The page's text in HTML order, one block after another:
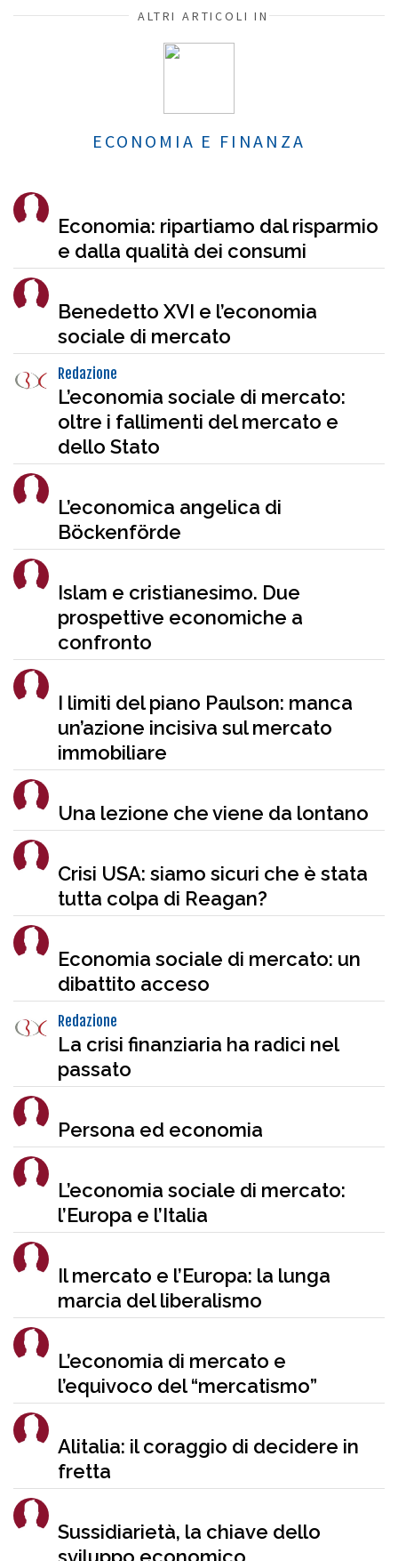
ALTRI ARTICOLI IN
ECONOMIA E FINANZA
Economia: ripartiamo dal risparmio
e dalla qualità dei consumi
Benedetto XVI e l’economia
sociale di mercato
Redazione
L’economia sociale di mercato:
oltre i fallimenti del mercato e
dello Stato
L’economica angelica di
Böckenförde
Islam e cristianesimo. Due
prospettive economiche a
confronto
I limiti del piano Paulson: manca
un’azione incisiva sul mercato
immobiliare
Una lezione che viene da lontano
Crisi USA: siamo sicuri che è stata
tutta colpa di Reagan?
Economia sociale di mercato: un
dibattito acceso
Redazione
La crisi finanziaria ha radici nel
passato
Persona ed economia
L’economia sociale di mercato:
l’Europa e l’Italia
Il mercato e l’Europa: la lunga
marcia del liberalismo
L’economia di mercato e
l’equivoco del “mercatismo”
Alitalia: il coraggio di decidere in
fretta
Sussidiarietà, la chiave dello
sviluppo economico